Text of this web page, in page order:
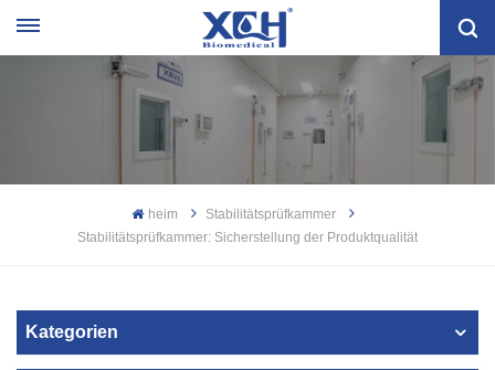
heim
Stabilitätsprüfkammer
Stabilitätsprüfkammer: Sicherstellung der Produktqualität
Kategorien